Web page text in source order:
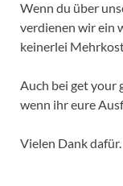
Wenn du über
verdienen wir ein
keinerlei
Auch bei get your
wenn ihr eure
Vielen Dank dafür.